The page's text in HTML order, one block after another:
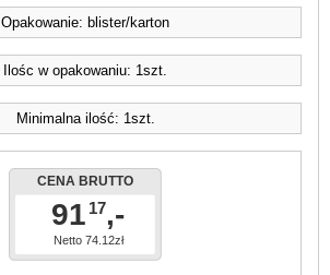
Opakowanie: blister/karton
Ilośc w opakowaniu: 1szt.
Minimalna ilość: 1szt.
CENA BRUTTO
91 17,-
Netto 74.12zł